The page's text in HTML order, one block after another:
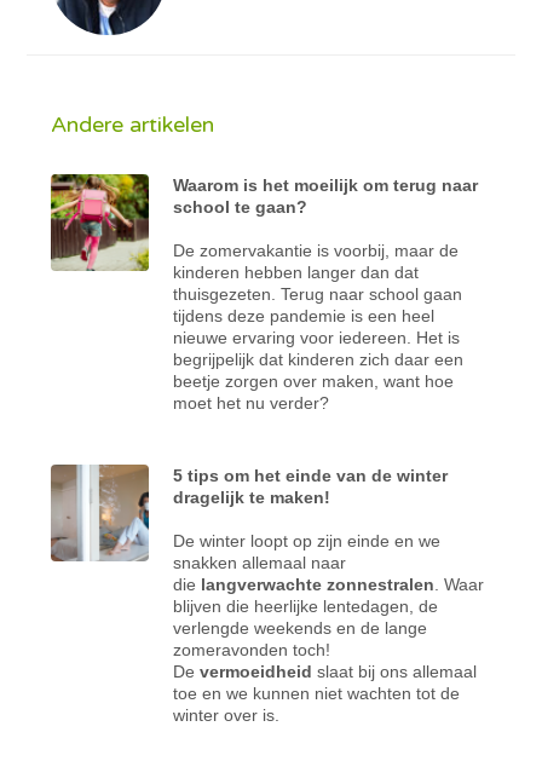
Andere artikelen
Waarom is het moeilijk om terug naar
school te gaan?
De zomervakantie is voorbij, maar de
kinderen hebben langer dan dat
thuisgezeten. Terug naar school gaan
tijdens deze pandemie is een heel
nieuwe ervaring voor iedereen. Het is
begrijpelijk dat kinderen zich daar een
beetje zorgen over maken, want hoe
moet het nu verder?
5 tips om het einde van de winter
dragelijk te maken!
De winter loopt op zijn einde en we
snakken allemaal naar
die langverwachte zonnestralen . Waar
blijven die heerlijke lentedagen, de
verlengde weekends en de lange
zomeravonden toch!
Devermoeidheid slaat bij ons allemaal
toe en we kunnen niet wachten tot de
winter over is.